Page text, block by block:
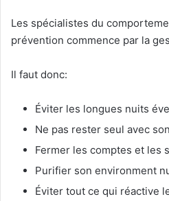
Les spécialistes du
prévention commence par la
Il faut donc:
Éviter les longues nuits
Ne pas rester seul avec
Fermer les comptes et les
Purifier son environment
Éviter tout ce qui réactive